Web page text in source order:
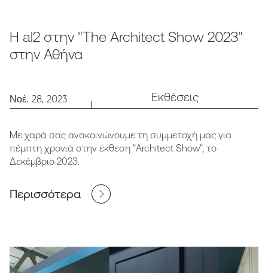
Η al2 στην "The Architect Show 2023"
στην Αθήνα
Νοέ. 28, 2023 Εκθέσεις
Με χαρά σας ανακοινώνουμε τη συμμετοχή μας για
πέμπτη χρονιά στην έκθεση "Architect Show", το
Δεκέμβριο 2023.
Περισσότερα